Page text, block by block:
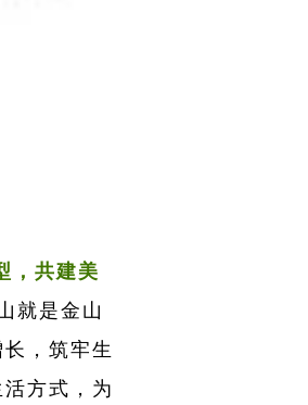
，共建美
就是金山
，筑牢生
方式，为